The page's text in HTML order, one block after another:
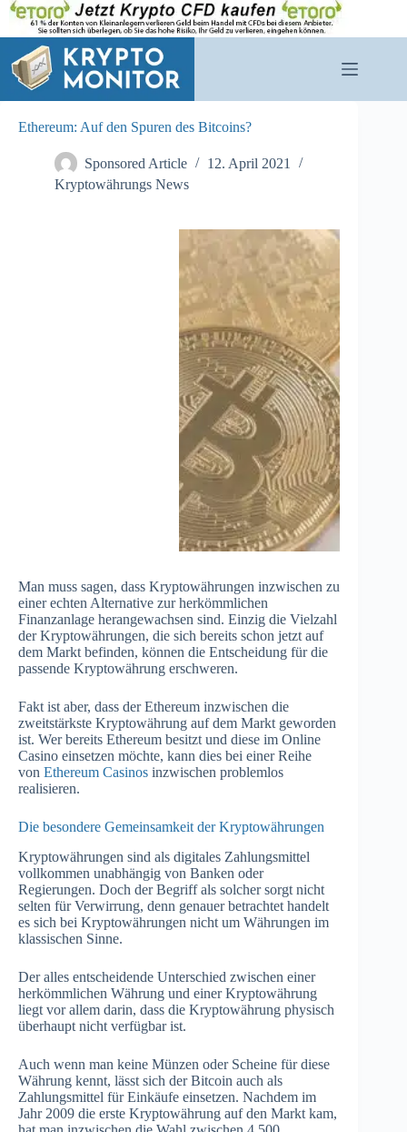
Zum
Inhalt
springen
Ethereum: Auf den Spuren des Bitcoins?
Sponsored Article
12. April 2021
Kryptowährungs News
Man muss sagen, dass Kryptowährungen inzwischen zu
einer echten Alternative zur herkömmlichen
Finanzanlage herangewachsen sind. Einzig die Vielzahl
der Kryptowährungen, die sich bereits schon jetzt auf
dem Markt befinden, können die Entscheidung für die
passende Kryptowährung erschweren.
Fakt ist aber, dass der Ethereum inzwischen die
zweitstärkste Kryptowährung auf dem Markt geworden
ist. Wer bereits Ethereum besitzt und diese im Online
Casino einsetzen möchte, kann dies bei einer Reihe
von Ethereum Casinos inzwischen problemlos
realisieren.
Die besondere Gemeinsamkeit der Kryptowährungen
Kryptowährungen sind als digitales Zahlungsmittel
vollkommen unabhängig von Banken oder
Regierungen. Doch der Begriff als solcher sorgt nicht
selten für Verwirrung, denn genauer betrachtet handelt
es sich bei Kryptowährungen nicht um Währungen im
klassischen Sinne.
Der alles entscheidende Unterschied zwischen einer
herkömmlichen Währung und einer Kryptowährung
liegt vor allem darin, dass die Kryptowährung physisch
überhaupt nicht verfügbar ist.
Auch wenn man keine Münzen oder Scheine für diese
Währung kennt, lässt sich der Bitcoin auch als
Zahlungsmittel für Einkäufe einsetzen. Nachdem im
Jahr 2009 die erste Kryptowährung auf den Markt kam,